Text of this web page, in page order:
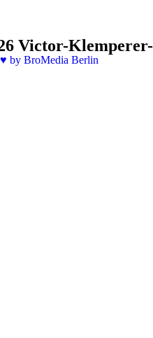
Victor-
by BroMedia Berlin